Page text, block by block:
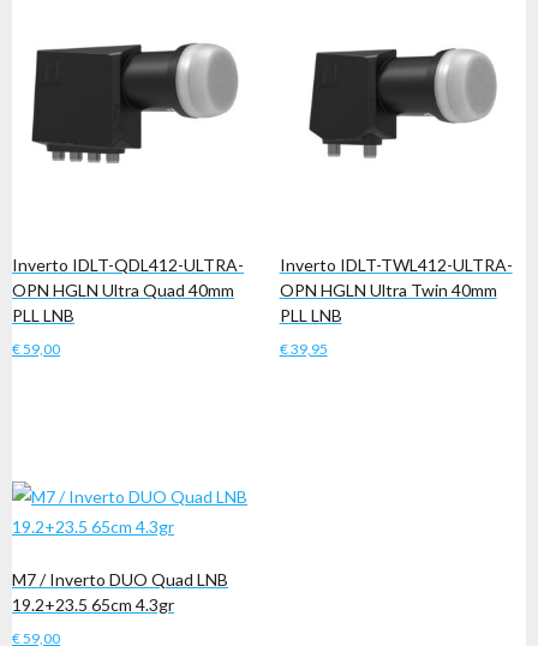
Inverto IDLT-QDL412-ULTRA-
OPN HGLN Ultra Quad 40mm
PLL LNB
€59,00
Inverto IDLT-TWL412-ULTRA-
OPN HGLN Ultra Twin 40mm
PLL LNB
€39,95
M7 / Inverto DUO Quad LNB
19.2+23.5 65cm 4.3gr
€59,00